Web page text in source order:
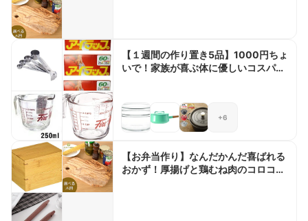
【１週間の作り置き5品】1000円ちょ
いで！家族が喜ぶ体に優しいコスパ最
+6
【お弁当作り】なんだかんだ喜ばれる
おかず！厚揚げと鶏むね肉のコロコロ